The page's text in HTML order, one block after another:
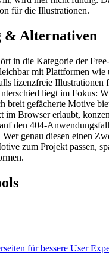
für die Illustrationen.
& Alternativen
in die Kategorie der
mit Plattformen wie
lizenzfreie Illustrationen
liegt im Fokus:
breit gefächerte Motive
im Browser erlaubt,
den 404-
Wer genau diesen einen
zum Projekt passen,
für bessere User